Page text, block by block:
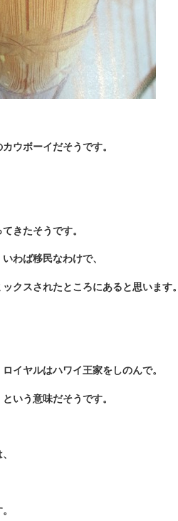
ウボーイだそうです。
きたそうです。
わば移民なわけで、
クスされたところにあると思います。
イヤルはハワイ王家をしのんで。
いう意味だそうです。